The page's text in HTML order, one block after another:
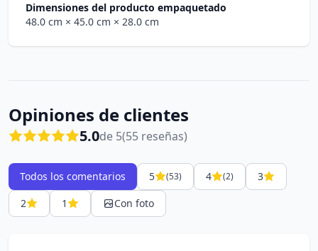
Dimensiones del producto empaquetado
48.0 cm × 45.0 cm × 28.0 cm
Opiniones de clientes
5.0de 5(55 reseñas)
Todos los comentarios 5 (53) 4 (2)
3
2
1 Con foto